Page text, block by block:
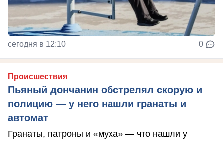
сегодня в 12:10 0
Происшествия
Пьяный дончанин обстрелял скорую и
полицию — у него нашли гранаты и
автомат
Гранаты, патроны и «муха» — что нашли у